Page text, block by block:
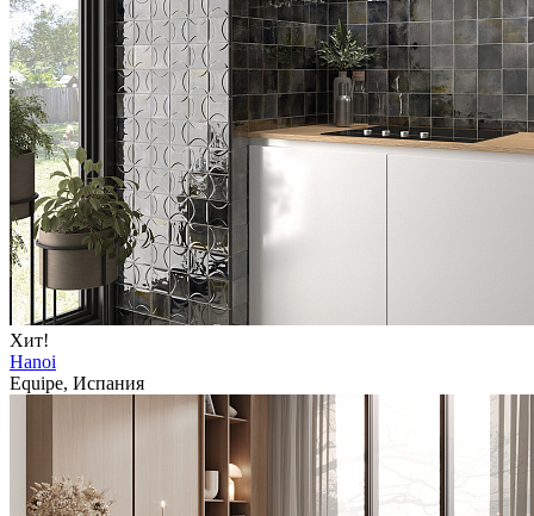
Хит!
Hanoi
Equipe, Испания